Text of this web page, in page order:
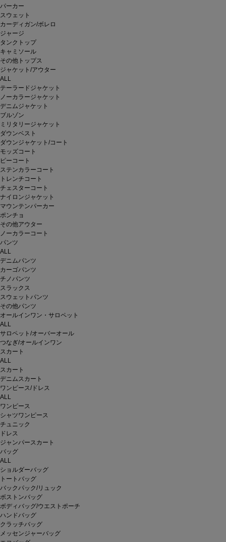
パーカー
スウェット
カーディガン/ボレロ
ジャージ
タンクトップ
キャミソール
その他トップス
ジャケット/アウター
ALL
テーラードジャケット
ノーカラージャケット
デニムジャケット
ブルゾン
ミリタリージャケット
ダウンベスト
ダウンジャケット/コート
モッズコート
ピーコート
ステンカラーコート
トレンチコート
チェスターコート
ナイロンジャケット
マウンテンパーカー
ポンチョ
その他アウター
ノーカラーコート
パンツ
ALL
デニムパンツ
カーゴパンツ
チノパンツ
スラックス
スウェットパンツ
その他パンツ
オールインワン・サロペット
ALL
サロペット/オーバーオール
つなぎ/オールインワン
スカート
ALL
スカート
デニムスカート
ワンピース/ドレス
ALL
ワンピース
シャツワンピース
チュニック
ドレス
ジャンパースカート
バッグ
ALL
ショルダーバッグ
トートバッグ
バックパック/リュック
ボストンバッグ
ボディバッグ/ウエストポーチ
ハンドバッグ
クラッチバッグ
メッセンジャーバッグ